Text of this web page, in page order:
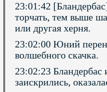
23:01:42
торчать, тем выше
или другая херня.
23:02:00 Юний
волшебного скачка.
23:02:23 Бландербас
заискрились,